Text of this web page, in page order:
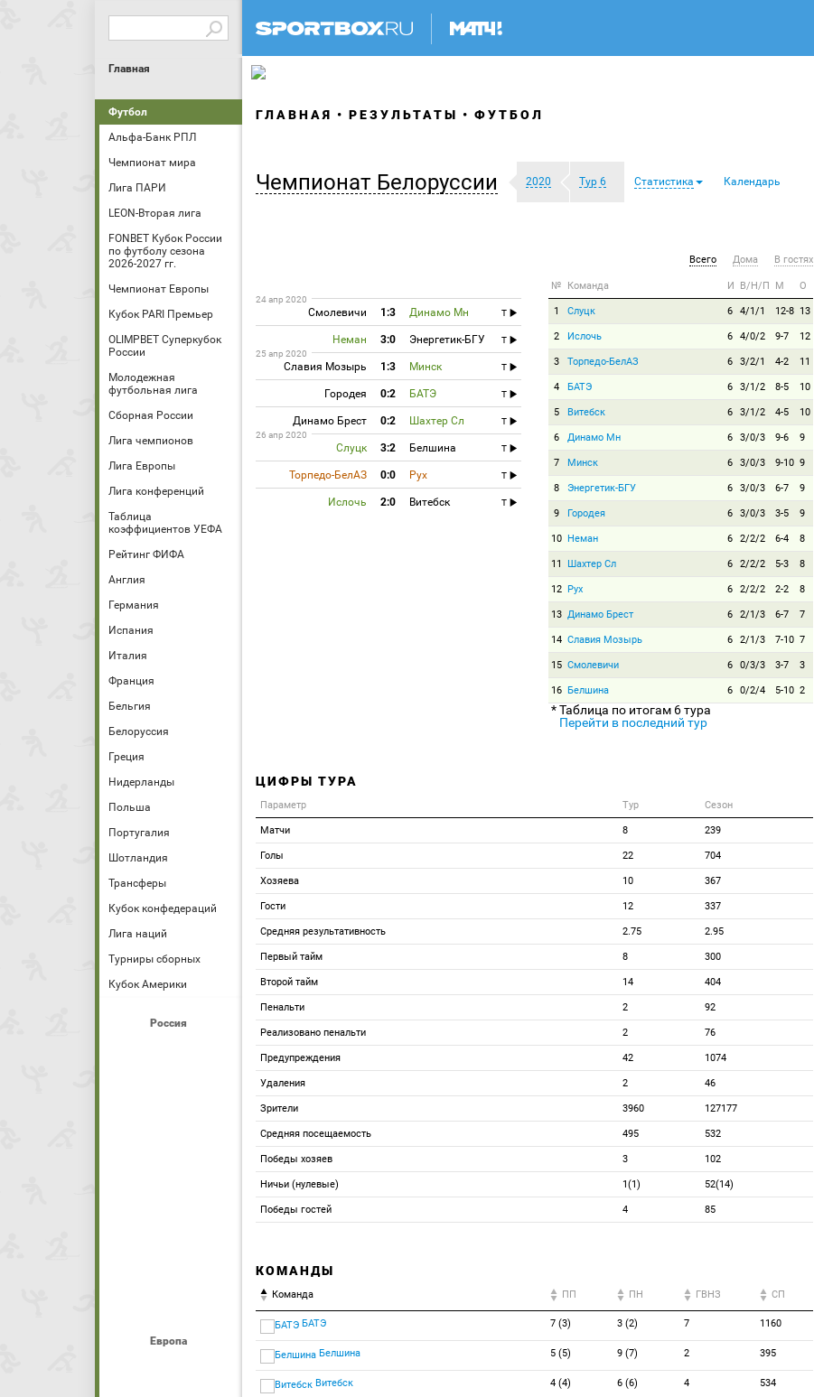
Главная
Футбол
Альфа-Банк РПЛ
Чемпионат мира
Лига ПАРИ
LEON-Вторая лига
FONBET Кубок России
по футболу сезона
2026-2027 гг.
Чемпионат Европы
Кубок PARI Премьер
OLIMPBET Суперкубок
России
Молодежная
футбольная лига
Сборная России
Лига чемпионов
Лига Европы
Лига конференций
Таблица
коэффициентов УЕФА
Рейтинг ФИФА
Англия
Германия
Испания
Италия
Франция
Бельгия
Белоруссия
Греция
Нидерланды
Польша
Португалия
Шотландия
Трансферы
Кубок конфедераций
Лига наций
Турниры сборных
Кубок Америки
Россия
Европа
ГЛАВНАЯ РЕЗУЛЬТАТЫ ФУТБОЛ
Чемпионат Белоруссии 2020 Тур 6 Статистика Календарь
24 апр 2020
Смолевичи 1:3 Динамо Мн T
Неман 3:0 Энергетик-БГУ
T
25 апр 2020
Славия Мозырь 1:3 Минск T
Городея 0:2 БАТЭ T
Динамо Брест 0:2 Шахтер Сл
T
26 апр 2020
Слуцк 3:2 Белшина T
Торпедо-БелАЗ 0:0 Рух T
Ислочь 2:0 Витебск T
Всего Дома В гостях
№ Команда И В/Н/П М О
1 Слуцк 6 4/1/1 12-8 13
2 Ислочь 6 4/0/2 9-7 12
3 Торпедо-БелАЗ 6 3/2/1 4-2 11
4 БАТЭ 6 3/1/2 8-5 10
5 Витебск 6 3/1/2 4-5 10
6 Динамо Мн 6 3/0/3 9-6 9
7 Минск 6 3/0/3 9-10 9
8 Энергетик-БГУ 6 3/0/3 6-7 9
9 Городея 6 3/0/3 3-5 9
10 Неман 6 2/2/2 6-4 8
11 Шахтер Сл 6 2/2/2 5-3 8
12 Рух 6 2/2/2 2-2 8
13 Динамо Брест 6 2/1/3 6-7 7
14 Славия Мозырь 6 2/1/3 7-10 7
15 Смолевичи 6 0/3/3 3-7 3
16 Белшина 6 0/2/4 5-10 2
* Таблица по итогам 6 тура
Перейти в последний тур
ЦИФРЫ ТУРА
Параметр Тур Сезон
Матчи 8 239
Голы 22 704
Хозяева 10 367
Гости 12 337
Средняя результативность 2.75 2.95
Первый тайм 8 300
Второй тайм 14 404
Пенальти 2 92
Реализовано пенальти 2 76
Предупреждения 42 1074
Удаления 2 46
Зрители 3960 127177
Средняя посещаемость 495 532
Победы хозяев 3 102
Ничьи (нулевые) 1(1) 52(14)
Победы гостей 4 85
КОМАНДЫ
Команда ПП ПН ГВНЗ СП
БАТЭ 7 (3) 3 (2) 7 1160
Белшина 5 (5) 9 (7) 2 395
Витебск 4 (4) 6 (6) 4 534